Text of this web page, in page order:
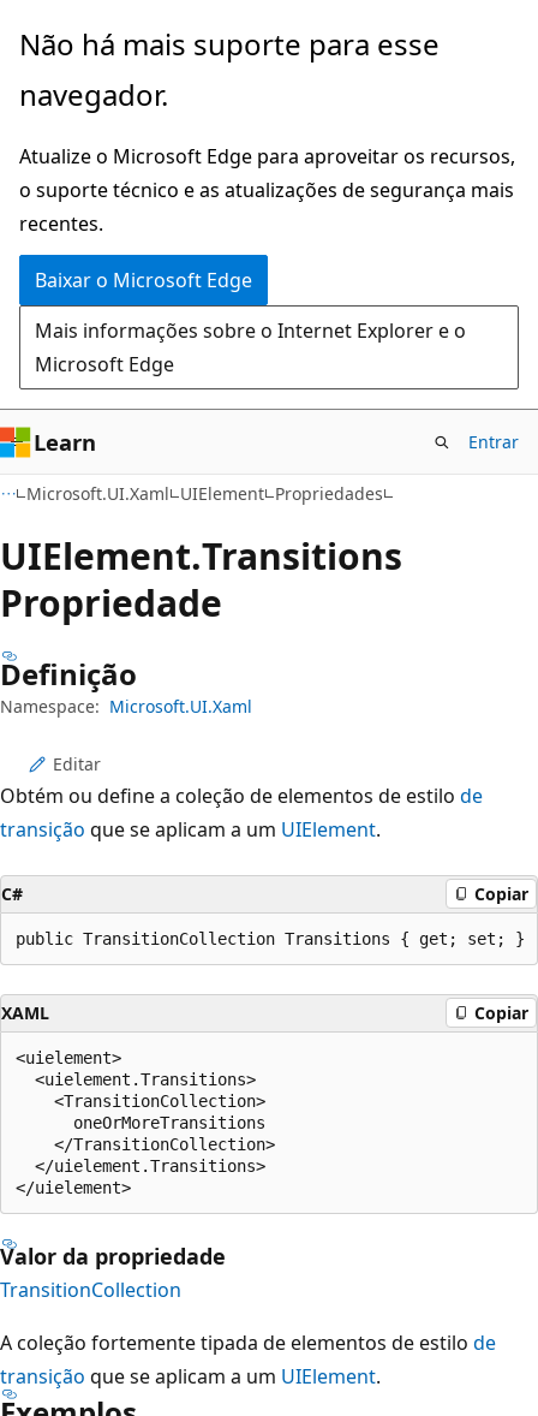
Pular
o
principal
Ignore
passe
a
navegação
na
página
Não há mais suporte para esse
navegador.
Atualize o Microsoft Edge para aproveitar os recursos,
o suporte técnico e as atualizações de segurança mais
recentes.
Baixar o Microsoft Edge
Mais informações sobre o Internet Explorer e o
Microsoft Edge
Learn Entrar
Microsoft.UI.Xaml UIElement Propriedades
UIElement.Transitions
Propriedade
Definição
Namespace: Microsoft.UI.Xaml
Editar
Obtém ou define a coleção de elementos de estilo de
transição que se aplicam a um UIElement.
C# Copiar
public TransitionCollection Transitions { get; set; }
XAML Copiar
<uielement>
  <uielement.Transitions>
    <TransitionCollection>
      oneOrMoreTransitions
    </TransitionCollection>
  </uielement.Transitions>
Valor da propriedade
TransitionCollection
A coleção fortemente tipada de elementos de estilo de
transição que se aplicam a um UIElement.